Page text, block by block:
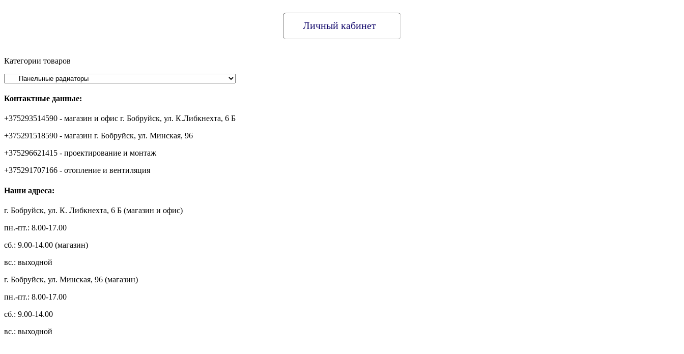
Личный кабинет
Категории товаров
Контактные данные:
+375293514590 - магазин и офис г. Бобруйск, ул. К.Либкнехта, 6 Б
+375291518590 - магазин г. Бобруйск, ул. Минская, 96
+375296621415 - проектирование и монтаж
+375291707166 - отопление и вентиляция
Наши адреса:
г. Бобруйск, ул. К. Либкнехта, 6 Б (магазин и офис)
пн.-пт.: 8.00-17.00
сб.: 9.00-14.00 (магазин)
вс.: выходной
г. Бобруйск, ул. Минская, 96 (магазин)
пн.-пт.: 8.00-17.00
сб.: 9.00-14.00
вс.: выходной